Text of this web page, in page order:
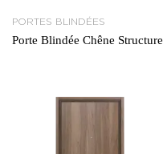
PORTES BLINDÉES
Porte Blindée Chêne Structure